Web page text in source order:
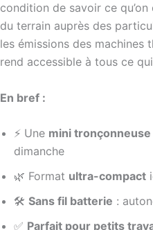
condition de savoir ce
du terrain auprès des
les émissions des machines
rend accessible à tous ce
En bref :
⚡ Une mini
dimanche
🌿 Format ultra-compact
🛠️ Sans fil batterie :
✅ Parfait pour petits